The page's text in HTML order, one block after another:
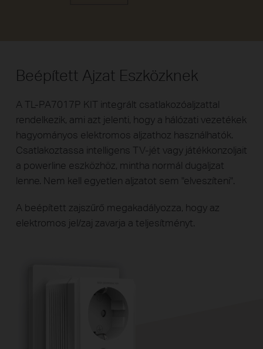
Beépített Ajzat Eszközknek
A TL-PA7017P KIT integrált csatlakozóaljzattal
rendelkezik, ami azt jelenti, hogy a hálózati vezetékek
hagyományos elektromos aljzathoz használhatók.
Csatlakoztassa intelligens TV-jét vagy játékkonzoljait
a powerline eszközhöz, mintha normál dugaljzat
lenne. Nem kell egyetlen aljzatot sem "elveszíteni".
A beépített zajszűrő megakadályozza, hogy az
elektromos jel/zaj zavarja a teljesítményt.